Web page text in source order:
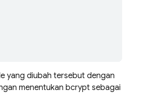
yang diubah tersebut dengan
menentukan bcrypt sebagai